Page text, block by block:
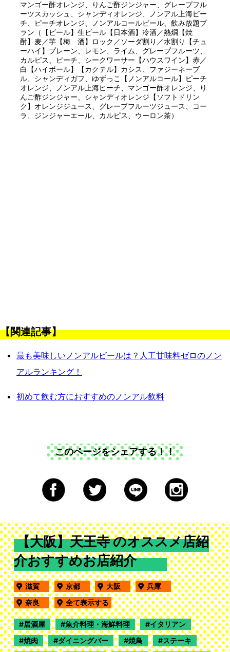
マンゴー酢オレンジ、りんご酢ジンジャー、グレープフル
ーツスカッシュ、シャンディオレンジ、ノンアル上海ピー
チ、ピーチオレンジ、ノンアルコールビール、飲み放題プ
ラン（【ビール】生ビール【日本酒】冷酒／熱燗【焼
酎】麦／芋【梅 酒】ロック／ソーダ割り／水割り【チュ
ーハイ】プレーン、レモン、ライム、グレープフルーツ、
カルピス、ピーチ、シークワーサー【ハウスワイン】赤／
白【ハイボール】【カクテル】カシス、ファジーネーブ
ル、シャンディガフ、ゆずっこ【ノンアルコール】ピーチ
オレンジ、ノンアル上海ピーチ、マンゴー酢オレンジ、り
んご酢ジンジャー、シャンディオレンジ【ソフトドリン
ク】オレンジジュース、グレープフルーツジュース、コー
ラ、ジンジャーエール、カルピス、ウーロン茶）
【関連記事】
最も美味しいノンアルビールは？人工甘味料ゼロのノン
アルランキング！
初めて飲む方におすすめのノンアル飲料
このページをシェアする！！
【大阪】天王寺 のオススメ店紹
介おすすめお店紹介
滋賀 京都 大阪
兵庫
奈良
全て表示する
居酒屋 魚介料理・海鮮料理
イタリアン
焼肉
ダイニングバー 焼鳥
ステーキ